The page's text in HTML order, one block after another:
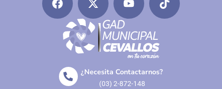
¿Necesita Contactarnos?
(03) 2-872-148